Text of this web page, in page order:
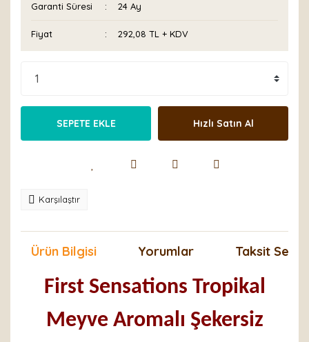
Garanti Süresi 24 Ay
Fiyat 292,08 TL + KDV
SEPETE EKLE Hızlı Satın Al
Karşılaştır
Ürün Bilgisi Yorumlar Taksit
First Sensations Tropikal
Meyve Aromalı Şekersiz